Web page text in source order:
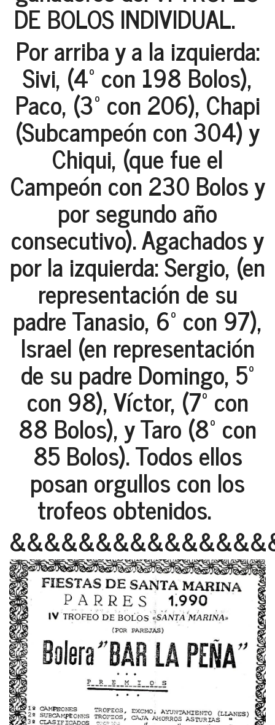
DE BOLOS INDIVIDUAL.
Por arriba y a la izquierda:
Sivi, (4º con 198 Bolos),
Paco, (3º con 206), Chapi
(Subcampeón con 304) y
Chiqui, (que fue el
Campeón con 230 Bolos y
por segundo año
consecutivo). Agachados y
por la izquierda: Sergio, (en
representación de su
padre Tanasio, 6º con 97),
Israel (en representación
de su padre Domingo, 5º
con 98), Víctor, (7º con
88 Bolos), y Taro (8º con
85 Bolos). Todos ellos
posan orgullos con los
trofeos obtenidos.